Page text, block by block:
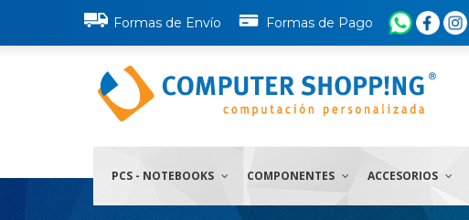
Formas de Envío Formas de Pago
PCS - NOTEBOOKS COMPONENTES ACCESORIOS